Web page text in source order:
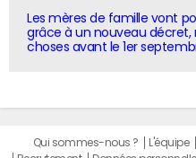
Les mères de famille vont
grâce à un nouveau décret,
choses avant le 1er
Qui sommes-nous ? L'équipe